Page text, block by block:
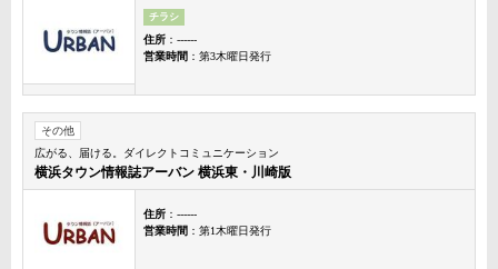
チラシ
住所 ：------
営業時間 ：第3木曜日発行
その他
広がる、届ける。ダイレクトコミュニケーション
横浜タウン情報誌アーバン 横浜東・川崎版
住所 ：------
営業時間 ：第1木曜日発行